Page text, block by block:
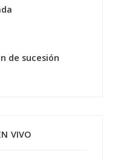
de sucesión
VIVO